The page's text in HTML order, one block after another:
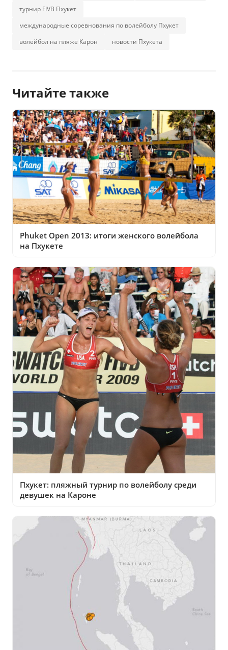
турнир FIVB Пхукет
международные соревнования по волейболу Пхукет
волейбол на пляже Карон
новости Пхукета
Читайте также
Phuket Open 2013: итоги женского волейбола
на Пхукете
Пхукет: пляжный турнир по волейболу среди
девушек на Кароне